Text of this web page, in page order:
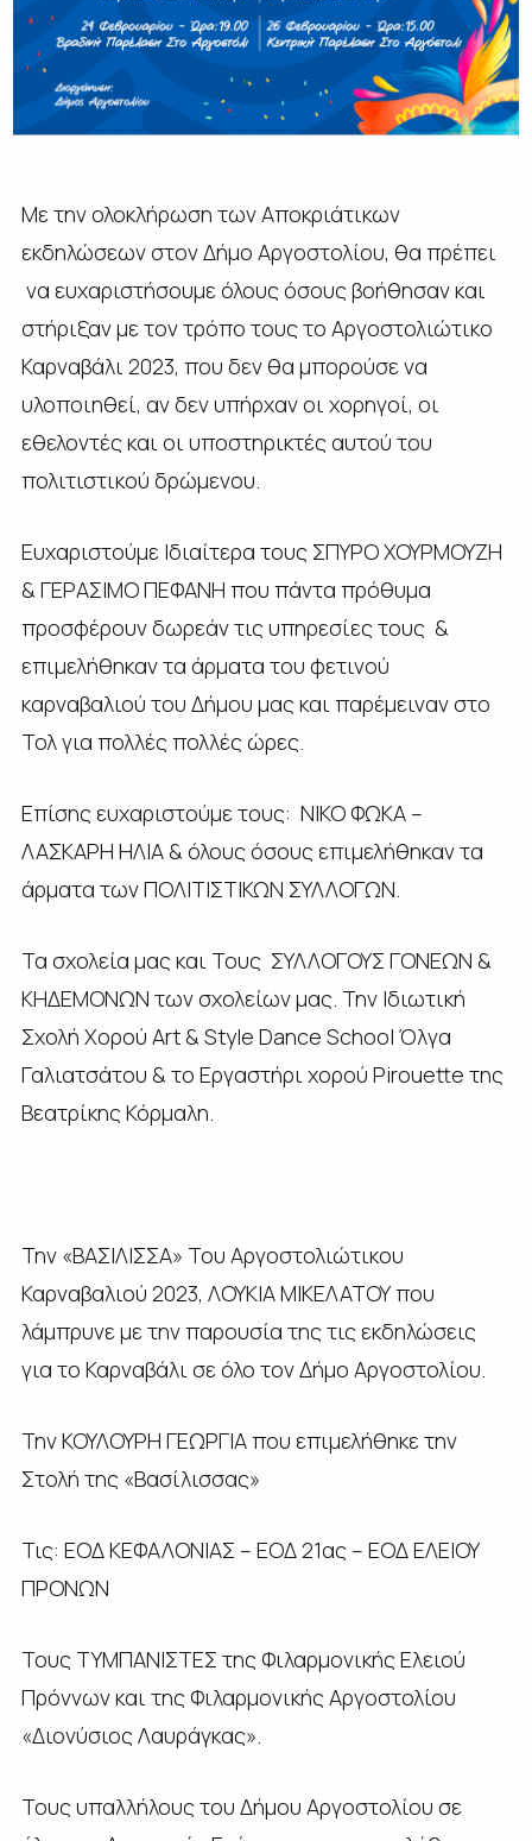
Με την ολοκλήρωση των Αποκριάτικων
εκδηλώσεων στον Δήμο Αργοστολίου, θα πρέπει
να ευχαριστήσουμε όλους όσους βοήθησαν και
στήριξαν με τον τρόπο τους το Αργοστολιώτικο
Καρναβάλι 2023, που δεν θα μπορούσε να
υλοποιηθεί, αν δεν υπήρχαν οι χορηγοί, οι
εθελοντές και οι υποστηρικτές αυτού του
πολιτιστικού δρώμενου.
Ευχαριστούμε Ιδιαίτερα τους ΣΠΥΡΟ ΧΟΥΡΜΟΥΖΗ
& ΓΕΡΑΣΙΜΟ ΠΕΦΑΝΗ που πάντα πρόθυμα
προσφέρουν δωρεάν τις υπηρεσίες τους &
επιμελήθηκαν τα άρματα του φετινού
καρναβαλιού του Δήμου μας και παρέμειναν στο
Τολ για πολλές πολλές ώρες.
Επίσης ευχαριστούμε τους: ΝΙΚΟ ΦΩΚΑ –
ΛΑΣΚΑΡΗ ΗΛΙΑ & όλους όσους επιμελήθηκαν τα
άρματα των ΠΟΛΙΤΙΣΤΙΚΩΝ ΣΥΛΛΟΓΩΝ.
Τα σχολεία μας και Τους ΣΥΛΛΟΓΟΥΣ ΓΟΝΕΩΝ &
ΚΗΔΕΜΟΝΩΝ των σχολείων μας. Την Ιδιωτική
Σχολή Χορού Art & Style Dance School Όλγα
Γαλιατσάτου & το Εργαστήρι χορού Pirouette της
Βεατρίκης Κόρμαλη.
Την «ΒΑΣΙΛΙΣΣΑ» Του Αργοστολιώτικου
Καρναβαλιού 2023, ΛΟΥΚΙΑ ΜΙΚΕΛΑΤΟΥ που
λάμπρυνε με την παρουσία της τις εκδηλώσεις
για το Καρναβάλι σε όλο τον Δήμο Αργοστολίου.
Την ΚΟΥΛΟΥΡΗ ΓΕΩΡΓΙΑ που επιμελήθηκε την
Στολή της «Βασίλισσας»
Τις: ΕΟΔ ΚΕΦΑΛΟΝΙΑΣ – ΕΟΔ 21ας – ΕΟΔ ΕΛΕΙΟΥ
ΠΡΟΝΩΝ
Τους ΤΥΜΠΑΝΙΣΤΕΣ της Φιλαρμονικής Ελειού
Πρόννων και της Φιλαρμονικής Αργοστολίου
«Διονύσιος Λαυράγκας».
Τους υπαλλήλους του Δήμου Αργοστολίου σε